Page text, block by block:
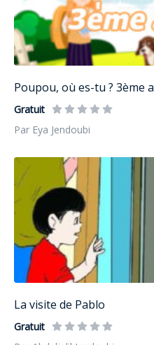
Poupou, où es-tu ? 3ème
Gratuit
Par Eya Jendoubi
La visite de Pablo
Gratuit